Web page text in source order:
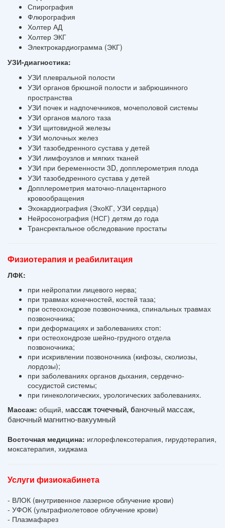
Спирография
Флюрография
Холтер АД
Холтер ЭКГ
Электрокардиограмма (ЭКГ)
УЗИ-диагностика:
УЗИ плевральной полости
УЗИ органов брюшной полости и забрюшинного
пространства
УЗИ почек и надпочечников, мочеполовой системы
УЗИ органов малого таза
УЗИ щитовидной железы
УЗИ молочных желез
УЗИ тазобедренного сустава у детей
УЗИ лимфоузлов и мягких тканей
УЗИ при беременности 3D, допплерометрия плода
УЗИ тазобедренного сустава у детей
Допплерометрия маточно-плацентарного
кровообращения
Эхокардиография (ЭхоКГ, УЗИ сердца)
Нейросонография (НСГ) детям до года
Трансректальное обследование простаты
Физиотерапия и реабилитация
ЛФК:
при нейропатии лицевого нерва;
при травмах конечностей, костей таза;
при остеохондрозе позвоночника, спинальных травмах
позвоночника;
при деформациях и заболеваниях стоп:
при остеохондрозе шейно-грудного отдела
позвоночника;
при искривлении позвоночника (кифозы, сколиозы,
лордозы);
при заболеваниях органов дыхания, сердечно-
сосудистой системы;
при гинекологических, урологических заболеваниях.
Массаж: общий, массаж точечный, баночный массаж,
баночный магнитно-вакуумный
Восточная медицина: иглорефлексотерапия, гирудотерапия,
моксатерапия, хиджама
Услуги физиокабинета
- ВЛОК (внутривенное лазерное облучение крови)
- УФОК (ультрафиолетовое облучение крови)
- Плазмафарез